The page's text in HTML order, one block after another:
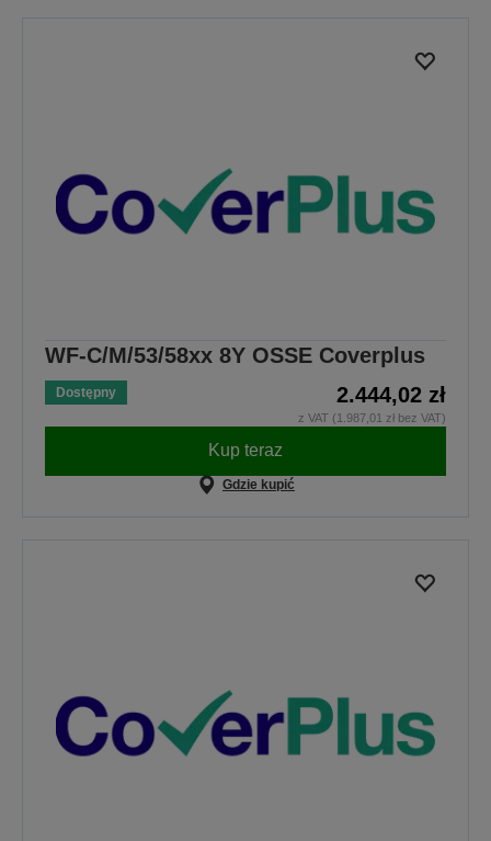
WF-C/M/53/58xx 8Y OSSE Coverplus
Dostępny 2.444,02 zł
z VAT (1.987,01 zł bez VAT)
Kup teraz
Gdzie kupić